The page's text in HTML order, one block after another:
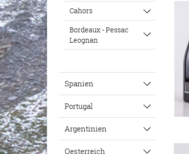
Cahors
Bordeaux - Pessac
Leognan
Spanien
Portugal
Argentinien
Oesterreich